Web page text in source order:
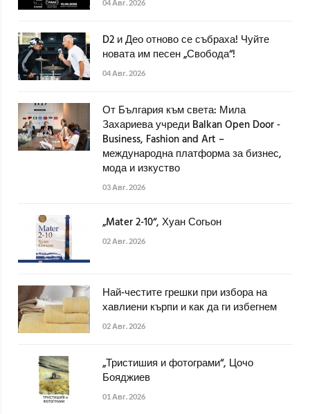
04 Авг. 2026
D2 и Део отново се събраха! Чуйте
новата им песен „Свобода“!
04 Авг. 2026
От България към света: Мила
Захариева учреди Balkan Open Door -
Business, Fashion and Art –
международна платформа за бизнес,
мода и изкуство
03 Авг. 2026
„Mater 2-10“, Хуан Согьон
02 Авг. 2026
Най-честите грешки при избора на
хавлиени кърпи и как да ги избегнем
02 Авг. 2026
„Тристишия и фотограми“, Цочо
Бояджиев
01 Авг. 2026